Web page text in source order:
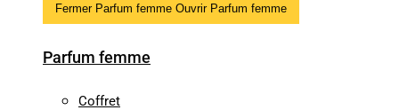
Fermer Parfum femme Ouvrir Parfum femme
Parfum femme
Coffret